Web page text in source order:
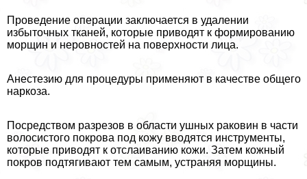
Проведение операции заключается в удалении
избыточных тканей, которые приводят к формированию
морщин и неровностей на поверхности лица.
Анестезию для процедуры применяют в качестве общего
наркоза.
Посредством разрезов в области ушных paковин в части
волосистого покрова под кожу вводятся инструменты,
которые приводят к отслаиванию кожи. Затем кожный
покров подтягивают тем самым, устраняя морщины.